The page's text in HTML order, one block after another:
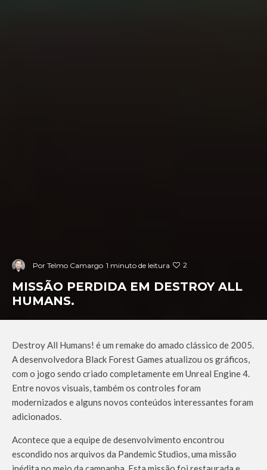
Por Telmo Camargo 1 minuto de leitura 2
MISSÃO PERDIDA EM DESTROY ALL
HUMANS.
Destroy All Humans! éum remakedo amado clássico de 2005.
A desenvolvedora Black Forest Games atualizou os gráficos,
com o jogo sendo criado completamente em Unreal Engine 4.
Entre novos visuais, também os controles foram
modernizados e alguns novos conteúdos interessantes foram
adicionados.
Acontece quea equipe de desenvolvimento encontrou
escondido nos arquivos da Pandemic Studios, uma missão